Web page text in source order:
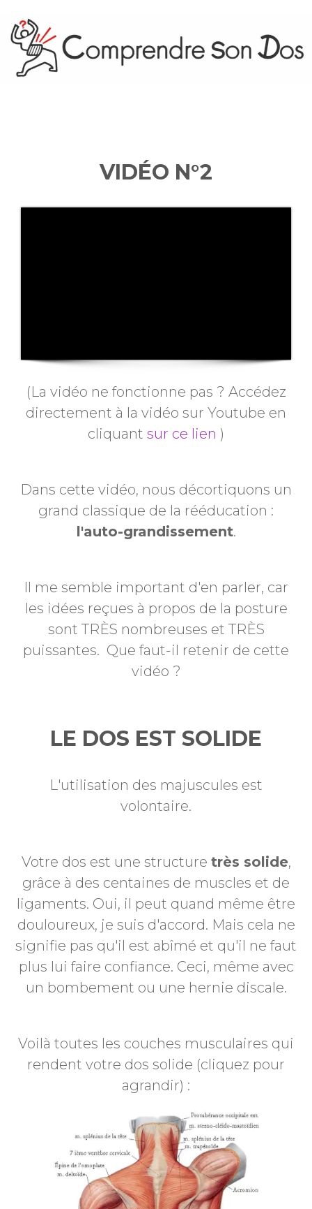
VIDÉO N°2
(La vidéo ne fonctionne pas ? Accédez
directement à la vidéo sur Youtube en
cliquant sur ce lien )
Dans cette vidéo, nous décortiquons un
grand classique de la rééducation :
l'auto-grandissement.
Il me semble important d'en parler, car
les idées reçues à propos de la posture
sont TRÈS nombreuses et TRÈS
puissantes. Que faut-il retenir de cette
vidéo ?
LE DOS EST SOLIDE
L'utilisation des majuscules est
volontaire.
Votre dos est une structure très solide,
grâce à des centaines de muscles et de
ligaments. Oui, il peut quand même être
douloureux, je suis d'accord. Mais cela ne
signifie pas qu'il est abîmé et qu'il ne faut
plus lui faire confiance. Ceci, même avec
un bombement ou une hernie discale.
Voilà toutes les couches musculaires qui
rendent votre dos solide (cliquez pour
agrandir) :